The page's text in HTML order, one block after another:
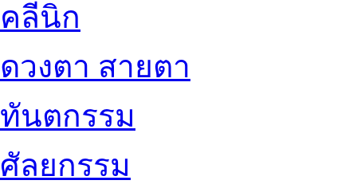
คลีนิก
ดวงตา สายตา
ทันตกรรม
ศัลยกรรม